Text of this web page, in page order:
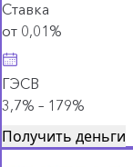
Ставка
от 0,01%
ГЭСВ
3,7% – 179%
Получить деньги